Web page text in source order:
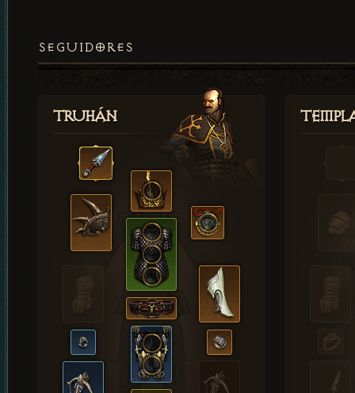
SEGUIDORES
Truhán